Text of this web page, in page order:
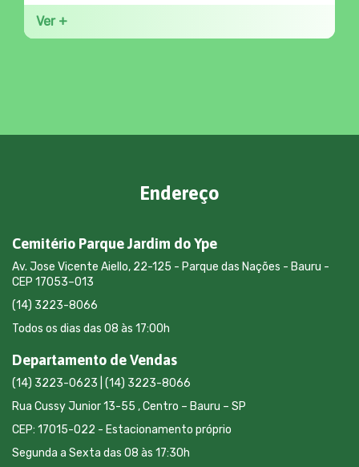
Ver +
Endereço
Cemitério Parque Jardim do Ype
Av. Jose Vicente Aiello, 22-125 - Parque das Nações - Bauru -
CEP 17053–013
(14) 3223-8066
Todos os dias das 08 às 17:00h
Departamento de Vendas
(14) 3223-0623 | (14) 3223-8066
Rua Cussy Junior 13-55 , Centro – Bauru – SP
CEP: 17015-022 - Estacionamento próprio
Segunda a Sexta das 08 às 17:30h